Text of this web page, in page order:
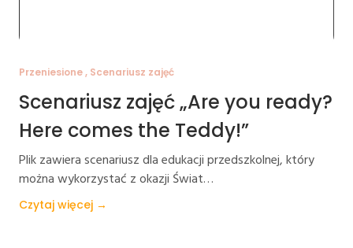
Przeniesione , Scenariusz zajęć
Scenariusz zajęć „Are you ready?
Here comes the Teddy!”
Plik zawiera scenariusz dla edukacji przedszkolnej, który
można wykorzystać z okazji Świat…
Czytaj więcej →